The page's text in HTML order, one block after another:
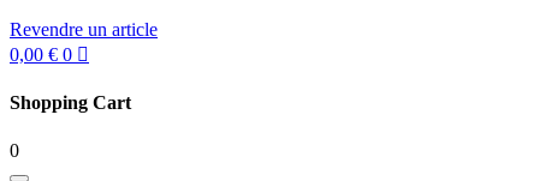
Revendre un article
0,00 € 0
Shopping Cart
0